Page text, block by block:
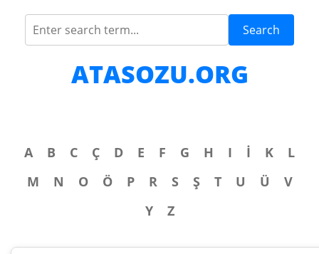
Search
ATASOZU.ORG
A B C Ç D E F G H I İ K
L
M
N O Ö P R S Ş T U Ü
V
Y
Z